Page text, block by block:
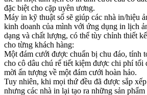
đặc biệt cho cặp uyên ương.
Máy in kỹ thuật số sẽ giúp các nhà in/hiệu
kinh doanh của mình với ứng dụng in lịch
dạng và chất lượng, có thể tùy chỉnh thiết
cho từng khách hàng:
Một đám cưới được chuẩn bị chu đáo, tính
cho cô dâu chú rể tiết kiệm được chi phí tối
mời ấn tượng về một đám cưới hoàn hảo.
Tuy nhiên, khi mọi thứ đều đã được sắp
nhưng các nhà in lại tạo ra những sản